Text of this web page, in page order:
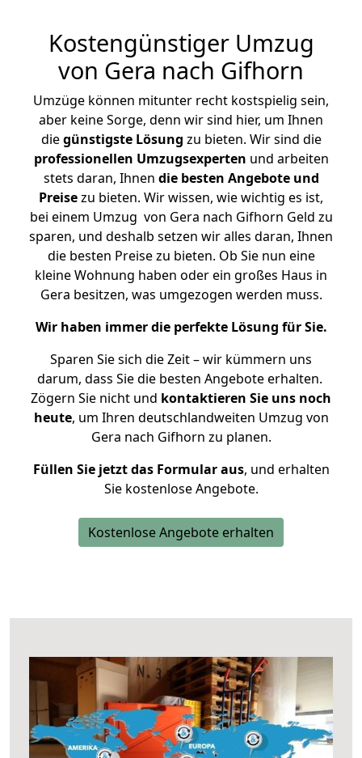
Kostengünstiger Umzug
von Gera nach Gifhorn
Umzüge können mitunter recht kostspielig sein,
aber keine Sorge, denn wir sind hier, um Ihnen
diegünstigste Lösung zu bieten. Wir sind die
professionellen Umzugsexperten und arbeiten
stets daran, Ihnen die besten Angebote und
Preisezu bieten. Wir wissen, wie wichtig es ist,
bei einem Umzug von Gera nach Gifhorn Geld zu
sparen, und deshalb setzen wir alles daran, Ihnen
die besten Preise zu bieten. Ob Sie nun eine
kleine Wohnung haben oder ein großes Haus in
Gera besitzen, was umgezogen werden muss.
Wir haben immer die perfekte Lösung für Sie.
Sparen Sie sich die Zeit – wir kümmern uns
darum, dass Sie die besten Angebote erhalten.
Zögern Sie nicht und kontaktieren Sie uns noch
heute, um Ihren deutschlandweiten Umzug von
Gera nach Gifhorn zu planen.
Füllen Sie jetzt das Formular aus, und erhalten
Sie kostenlose Angebote.
Kostenlose Angebote erhalten